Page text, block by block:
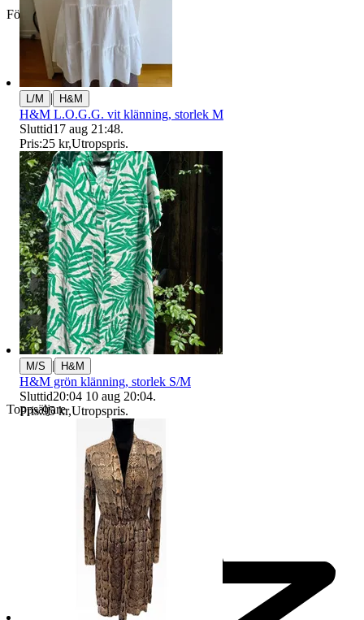
Företag
Toppsäljare
L/M | H&M
H&M L.O.G.G. vit klänning, storlek M
Sluttid17 aug 21:48.
Pris:25 kr,Utropspris.
M/S | H&M
H&M grön klänning, storlek S/M
Sluttid20:04 10 aug 20:04.
Pris:95 kr,Utropspris.